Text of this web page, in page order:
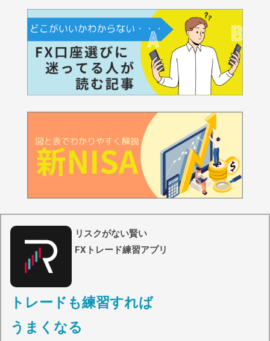
リスクがない賢い
FXトレード練習アプリ
トレードも練習すれば
うまくなる